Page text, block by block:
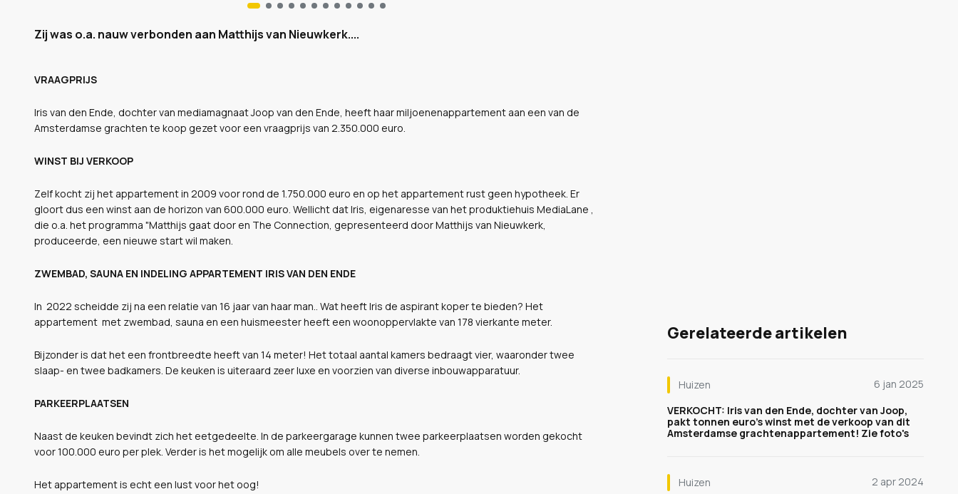
Zij was o.a. nauw verbonden aan Matthijs van Nieuwkerk....
VRAAGPRIJS
Iris van den Ende, dochter van mediamagnaat Joop van den Ende, heeft haar miljoenenappartement aan een van de
Amsterdamse grachten te koop gezet voor een vraagprijs van 2.350.000 euro.
WINST BIJ VERKOOP
Zelf kocht zij het appartement in 2009 voor rond de 1.750.000 euro en op het appartement rust geen hypotheek. Er
gloort dus een winst aan de horizon van 600.000 euro. Wellicht dat Iris, eigenaresse van het produktiehuis MediaLane ,
die o.a. het programma "Matthijs gaat door en The Connection, gepresenteerd door Matthijs van Nieuwkerk,
produceerde, een nieuwe start wil maken.
ZWEMBAD, SAUNA EN INDELING APPARTEMENT IRIS VAN DEN ENDE
In 2022 scheidde zij na een relatie van 16 jaar van haar man.. Wat heeft Iris de aspirant koper te bieden? Het
appartement met zwembad, sauna en een huismeester heeft een woonoppervlakte van 178 vierkante meter.
Bijzonder is dat het een frontbreedte heeft van 14 meter! Het totaal aantal kamers bedraagt vier, waaronder twee
slaap- en twee badkamers. De keuken is uiteraard zeer luxe en voorzien van diverse inbouwapparatuur.
PARKEERPLAATSEN
Naast de keuken bevindt zich het eetgedeelte. In de parkeergarage kunnen twee parkeerplaatsen worden gekocht
voor 100.000 euro per plek. Verder is het mogelijk om alle meubels over te nemen.
Het appartement is echt een lust voor het oog!
Gerelateerde artikelen
Huizen
6 jan 2025
VERKOCHT: Iris van den Ende, dochter van Joop,
pakt tonnen euro's winst met de verkoop van dit
Amsterdamse grachtenappartement! Zie foto's
Huizen
2 apr 2024